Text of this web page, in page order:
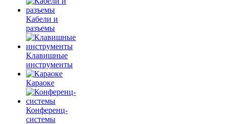
Кабели и
разъемы
Клавишные
инструменты
Караоке
Конференц-
системы